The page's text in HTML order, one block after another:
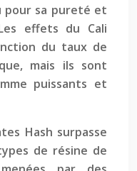
pour sa pureté et
effets du Cali
du taux de
mais ils sont
puissants et
Hash surpasse
de résine de